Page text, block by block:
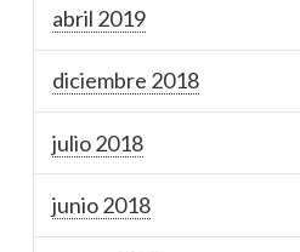
abril 2019
diciembre 2018
julio 2018
junio 2018